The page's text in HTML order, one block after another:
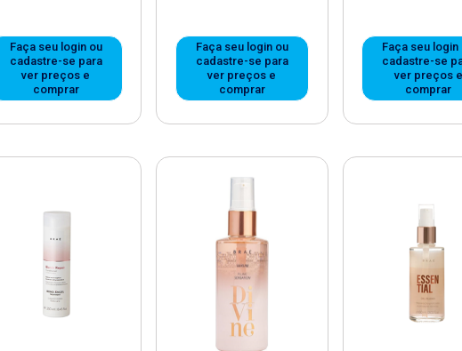
Faça seu login ou
cadastre-se para
ver preços e
comprar
Faça seu login ou
cadastre-se para
ver preços e
comprar
Faça seu login
cadastre-se
ver preços e
comprar